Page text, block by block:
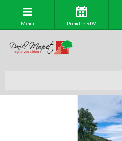
Menu Prendre RDV